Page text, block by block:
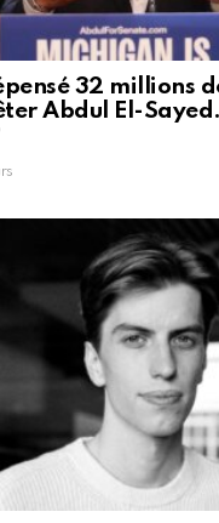
32 millions
Abdul El-